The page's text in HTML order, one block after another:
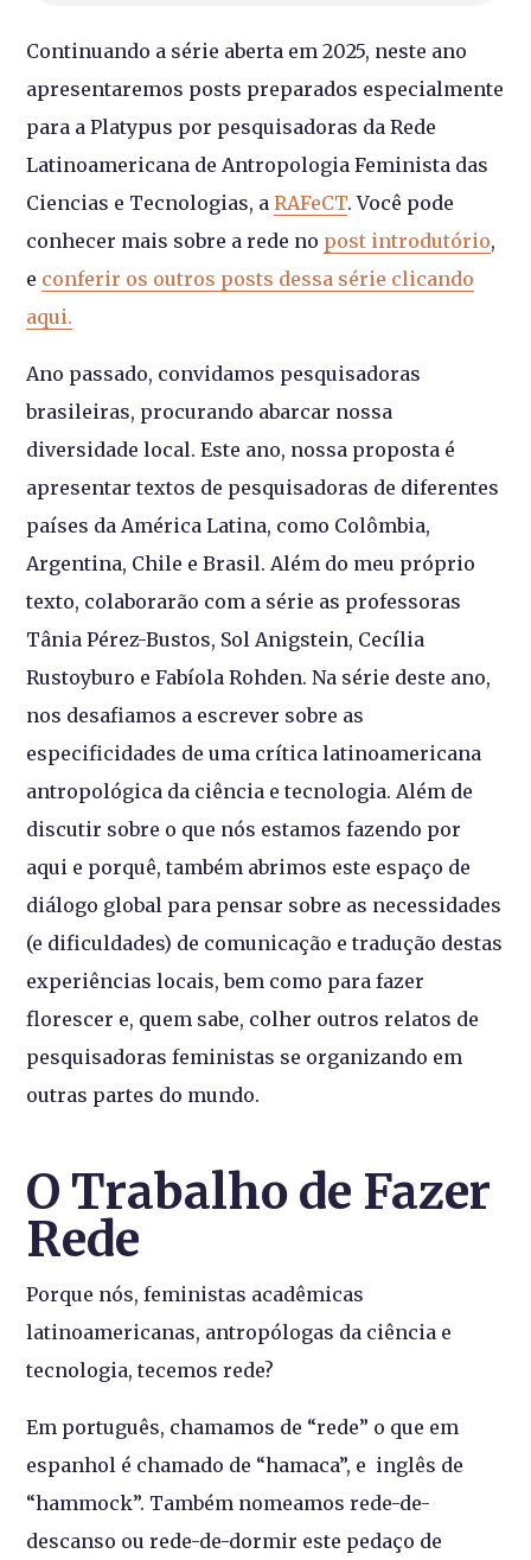
Continuando a série aberta em 2025, neste ano
apresentaremos posts preparados especialmente
para a Platypus por pesquisadoras da Rede
Latinoamericana de Antropologia Feminista das
Ciencias e Tecnologias, aRAFeCT. Você pode
conhecer mais sobre a rede no post introdutório,
e conferir os outros posts dessa série clicando
aqui.
Ano passado, convidamos pesquisadoras
brasileiras, procurando abarcar nossa
diversidade local. Este ano, nossa proposta é
apresentar textos de pesquisadoras de diferentes
países da América Latina, como Colômbia,
Argentina, Chile e Brasil. Além do meu próprio
texto, colaborarão com a série as professoras
Tânia Pérez-Bustos, Sol Anigstein, Cecília
Rustoyburo e Fabíola Rohden. Na série deste ano,
nos desafiamos a escrever sobre as
especificidades de uma crítica latinoamericana
antropológica da ciência e tecnologia. Além de
discutir sobre o que nós estamos fazendo por
aqui e porquê, também abrimos este espaço de
diálogo global para pensar sobre as necessidades
(e dificuldades) de comunicação e tradução destas
experiências locais, bem como para fazer
florescer e, quem sabe, colher outros relatos de
pesquisadoras feministas se organizando em
outras partes do mundo.
O Trabalho de Fazer
Rede
Porque nós, feministas acadêmicas
latinoamericanas, antropólogas da ciência e
tecnologia, tecemos rede?
Em português, chamamos de “rede” o que em
espanhol é chamado de “hamaca”, e inglês de
“hammock”. Também nomeamos rede-de-
descanso ou rede-de-dormir este pedaço de